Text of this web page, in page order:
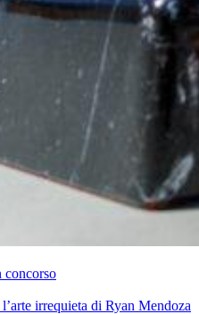
concorso
irrequieta di Ryan Mendoza